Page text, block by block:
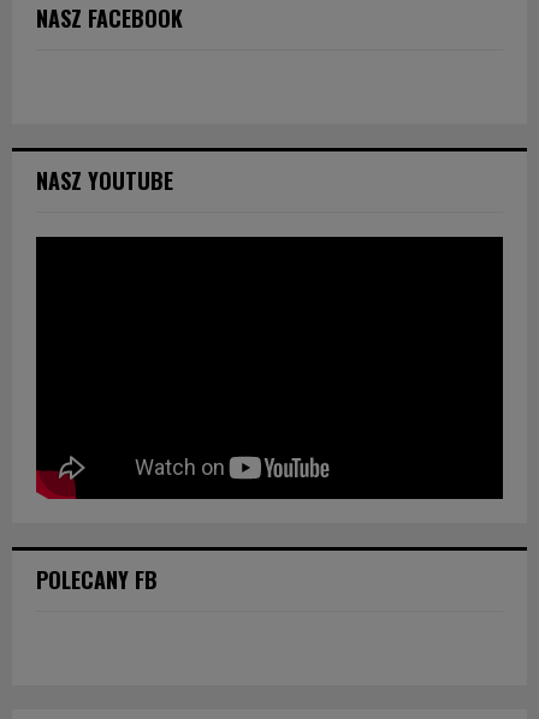
NASZ FACEBOOK
NASZ YOUTUBE
POLECANY FB